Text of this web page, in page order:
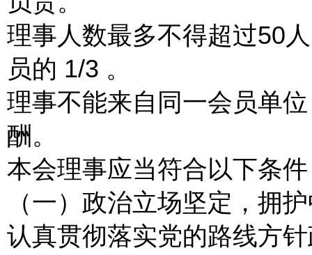
理事人数最多不得超过50
员的 1/3 。
理事不能来自同一会员单
酬。
本会理事应当符合以下条
（一）政治立场坚定，拥
认真贯彻落实党的路线方